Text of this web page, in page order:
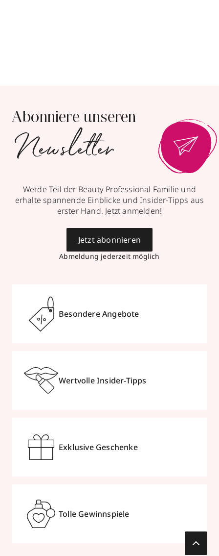
071413889610
zum Routenplaner
Termin vereinbaren
Mehr Informationen
Mycala - Beautique für Duft
& Pflege
+4915202899888
zum Routenplaner
Mehr Informationen
Hinter dem Rathaus 27,23966
zum Routenplaner
Abonniere unseren
Newsletter
mit Trends
& Aktionen
Werde Teil der Beauty Professional Familie und
erhalte spannende Einblicke und Insider-Tipps aus
erster Hand. Jetzt anmelden!
Abmeldung jederzeit möglich
Jetzt abonnieren
Besondere Angebote
Wertvolle Insider-Tipps
Exklusive Geschenke
Tolle Gewinnspiele